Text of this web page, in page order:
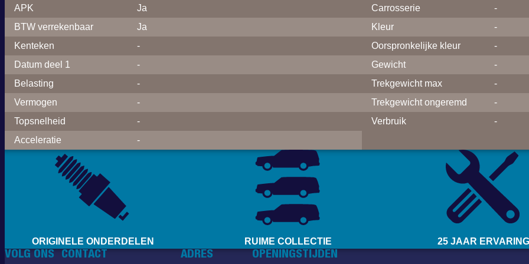
APK
Ja
BTW verrekenbaar
Ja
Kenteken
-
Datum deel 1
-
Belasting
-
Vermogen
-
Topsnelheid
-
Acceleratie
-
Carrosserie
-
Kleur
-
Oorspronkelijke kleur
-
Gewicht
-
Trekgewicht max
-
Trekgewicht ongeremd
-
Verbruik
-
ORIGINELE ONDERDELEN RUIME COLLECTIE 25 JAAR ERVARING
VOLG ONS CONTACT ADRES OPENINGSTIJDEN